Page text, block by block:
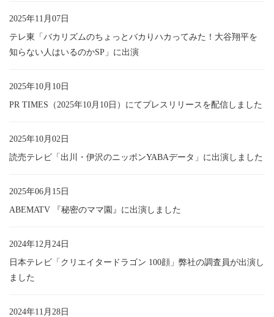
2025年11月07日
テレ東「バカリズムのちょっとバカりハカってみた！大谷翔平を
知らない人はいるのかSP」に出演
2025年10月10日
PR TIMES（2025年10月10日）にてプレスリリースを配信しました
2025年10月02日
読売テレビ「出川・伊沢のニッポンYABAデータ」に出演しました
2025年06月15日
ABEMATV 『秘密のママ園』に出演しました
2024年12月24日
日本テレビ「クリエイタードラゴン 100顔」弊社の調査員が出演し
ました
2024年11月28日